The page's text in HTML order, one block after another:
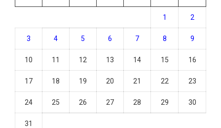
1 2
3 4 5 6 7 8 9
10 11 12 13 14 15 16
17 18 19 20 21 22 23
24 25 26 27 28 29 30
31